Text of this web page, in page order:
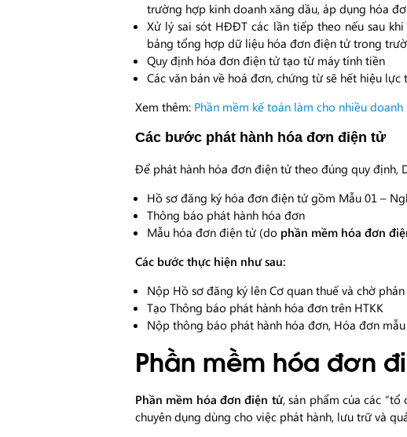
trường hợp kinh doanh xăng dầu, áp dụng hóa
Xử lý sai sót HĐĐT các lần tiếp theo nếu sau
bảng tổng hợp dữ liệu hóa đơn điện tử trong
Quy định hóa đơn điện tử tạo từ máy tính tiền
Các văn bản về hoá đơn, chứng từ sẽ hết hiệu lực
Xem thêm: Phần mềm kế toán làm cho nhiều doanh
Các bước phát hành hóa đơn điện tử
Để phát hành hóa đơn điện tử theo đúng quy định,
Hồ sơ đăng ký hóa đơn điện tử gồm Mẫu 01 –
Thông báo phát hành hóa đơn
Mẫu hóa đơn điện tử (do phần mềm hóa đơn
Các bước thực hiện như sau:
Nộp Hồ sơ đăng ký lên Cơ quan thuế và chờ
Tạo Thông báo phát hành hóa đơn trên HTKK
Nộp thông báo phát hành hóa đơn, Hóa đơn
Phần mềm hóa đơn
Phần mềm hóa đơn điện tử, sản phẩm của các
chuyên dụng dùng cho việc phát hành, lưu trữ và